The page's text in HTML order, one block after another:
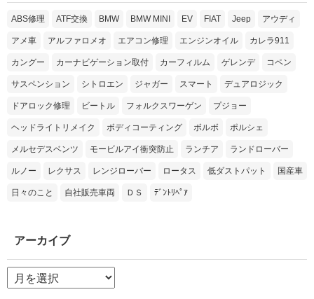
ABS修理 ATF交換 BMW BMW MINI EV FIAT Jeep アウディ
アメ車 アルファロメオ エアコン修理 エンジンオイル カレラ911
カングー カーナビゲーション取付 カーフィルム ゲレンデ コペン
サスペンション シトロエン ジャガー スマート デュアロジック
ドアロック修理 ビートル フォルクスワーゲン プジョー
ヘッドライトリメイク ボディコーティング ボルボ ポルシェ
メルセデスベンツ モービルアイ衝突防止 ランチア ランドローバー
ルノー レクサス レンジローバー ロータス 低ダストパット 国産車
日々のこと 自社販売車両 ＤＳ ﾃﾞﾝﾄﾘﾍﾟｱ
アーカイブ
ア
ー